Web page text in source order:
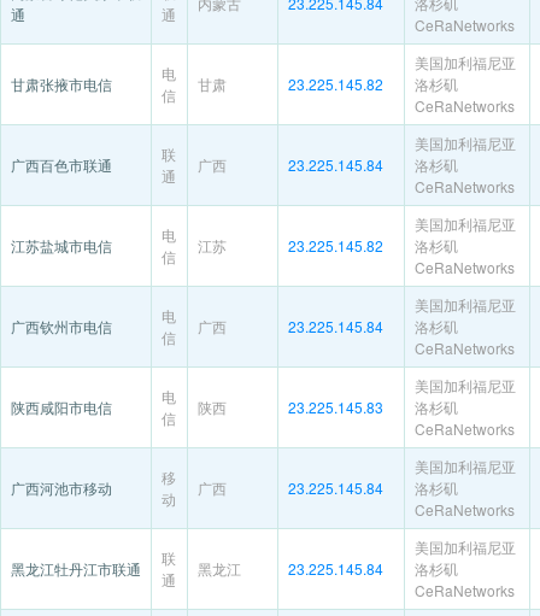
通
通
CeRaNetworks
甘肃张掖市电信
电
信
甘肃 23.225.145.82
美国加利福尼亚
洛杉矶
CeRaNetworks
广西百色市联通
联
通
广西 23.225.145.84
美国加利福尼亚
洛杉矶
CeRaNetworks
江苏盐城市电信
电
信
江苏 23.225.145.82
美国加利福尼亚
洛杉矶
CeRaNetworks
广西钦州市电信
电
信
广西 23.225.145.84
美国加利福尼亚
洛杉矶
CeRaNetworks
陕西咸阳市电信
电
信
陕西 23.225.145.83
美国加利福尼亚
洛杉矶
CeRaNetworks
广西河池市移动
移
动
广西 23.225.145.84
美国加利福尼亚
洛杉矶
CeRaNetworks
黑龙江牡丹江市联通
联
通
黑龙江 23.225.145.84
美国加利福尼亚
洛杉矶
CeRaNetworks